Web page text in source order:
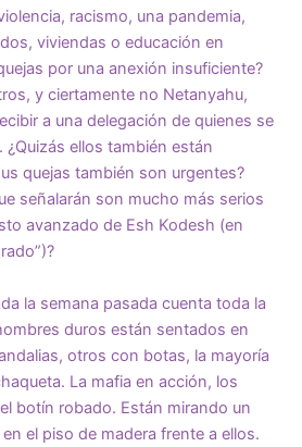
racismo, una pandemia,
viviendas o educación en
por una anexión insuficiente?
y ciertamente no Netanyahu,
a una delegación de quienes se
ellos también están
quejas también son urgentes?
señalarán son mucho más serios
avanzado de Esh Kodesh (en
la semana pasada cuenta toda la
duros están sentados en
otros con botas, la mayoría
La mafia en acción, los
botín robado. Están mirando un
el piso de madera frente a ellos.